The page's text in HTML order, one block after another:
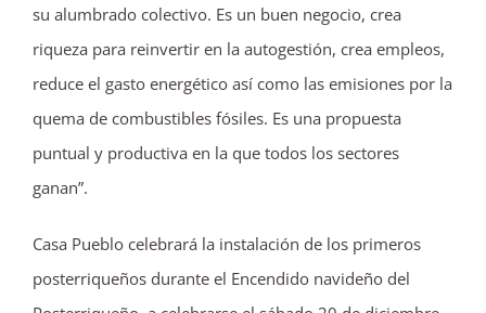
su alumbrado colectivo. Es un buen negocio, crea
riqueza para reinvertir en la autogestión, crea empleos,
reduce el gasto energético así como las emisiones por la
quema de combustibles fósiles. Es una propuesta
puntual y productiva en la que todos los sectores
ganan”.
Casa Pueblo celebrará la instalación de los primeros
posterriqueños durante el Encendido navideño del